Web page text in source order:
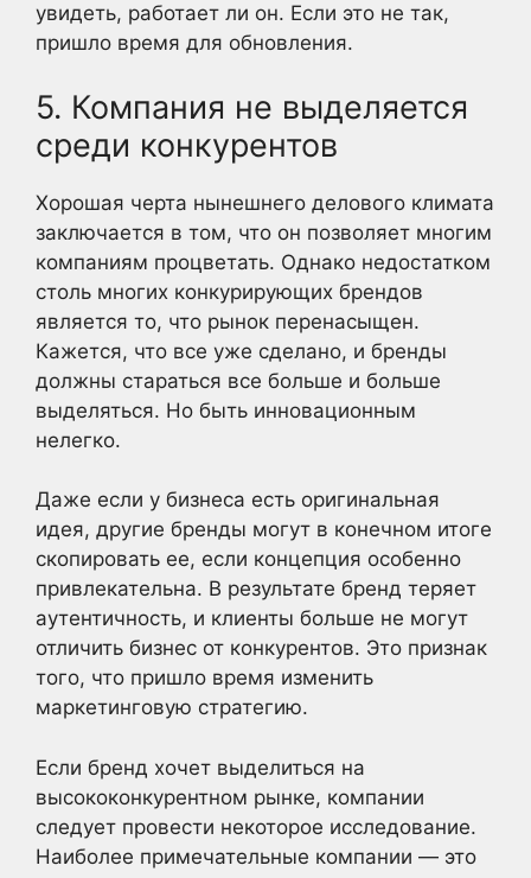
увидеть, работает ли он. Если это не так,
пришло время для обновления.
5. Компания не выделяется
среди конкурентов
Хорошая черта нынешнего делового климата
заключается в том, что он позволяет многим
компаниям процветать. Однако недостатком
столь многих конкурирующих брендов
является то, что рынок перенасыщен.
Кажется, что все уже сделано, и бренды
должны стараться все больше и больше
выделяться. Но быть инновационным
нелегко.
Даже если у бизнеса есть оригинальная
идея, другие бренды могут в конечном итоге
скопировать ее, если концепция особенно
привлекательна. В результате бренд теряет
аутентичность, и клиенты больше не могут
отличить бизнес от конкурентов. Это признак
того, что пришло время изменить
маркетинговую стратегию.
Если бренд хочет выделиться на
высококонкурентном рынке, компании
следует провести некоторое исследование.
Наиболее примечательные компании — это